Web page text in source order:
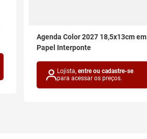
Agenda Color 2027 18,5x13cm em
Papel Interponte
Lojista, entre ou cadastre-se
para acessar os preços.